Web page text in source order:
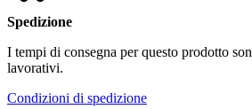
Spedizione
I tempi di consegna per questo prodotto
lavorativi.
Condizioni di spedizione